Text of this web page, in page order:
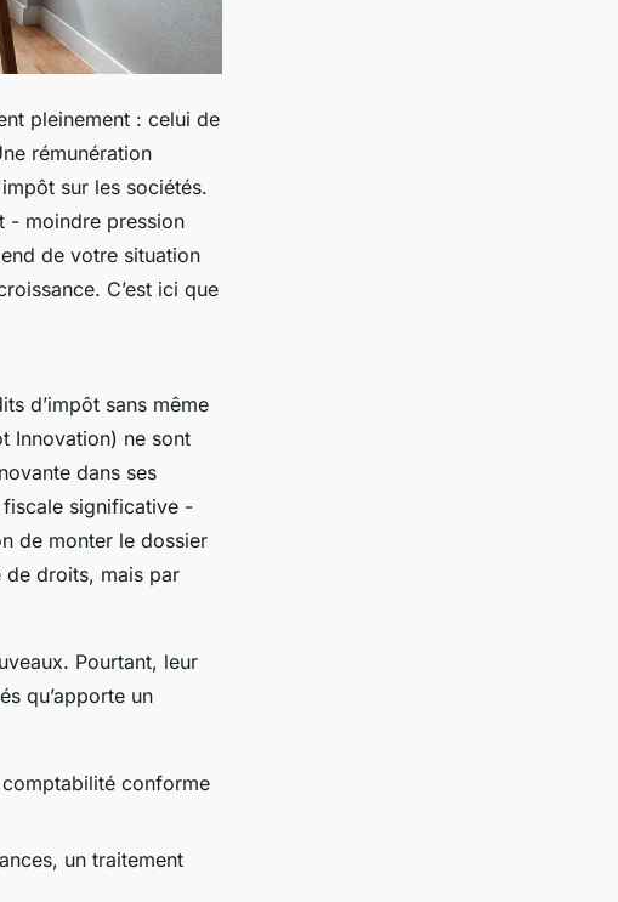
pleinement : celui de
rémunération
sur les sociétés.
- moindre pression
de votre situation
C’est ici que
d’impôt sans même
Innovation) ne sont
dans ses
fiscale significative -
de monter le dossier
de droits, mais par
Pourtant, leur
qu’apporte un
conforme
un traitement